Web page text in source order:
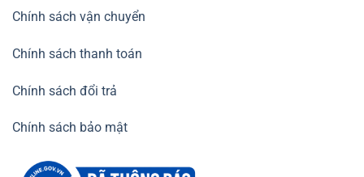
Chính sách vận chuyển
Chính sách thanh toán
Chính sách đổi trả
Chính sách bảo mật